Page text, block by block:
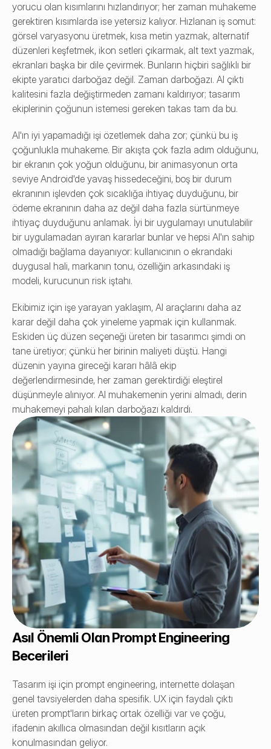
yorucu olan kısımlarını hızlandırıyor; her zaman muhakeme
gerektiren kısımlarda ise yetersiz kalıyor. Hızlanan iş somut:
görsel varyasyonu üretmek, kısa metin yazmak, alternatif
düzenleri keşfetmek, ikon setleri çıkarmak, alt text yazmak,
ekranları başka bir dile çevirmek. Bunların hiçbiri sağlıklı bir
ekipte yaratıcı darboğaz değil. Zaman darboğazı. AI çıktı
kalitesini fazla değiştirmeden zamanı kaldırıyor; tasarım
ekiplerinin çoğunun istemesi gereken takas tam da bu.
AI'ın iyi yapamadığı işi özetlemek daha zor; çünkü bu iş
çoğunlukla muhakeme. Bir akışta çok fazla adım olduğunu,
bir ekranın çok yoğun olduğunu, bir animasyonun orta
seviye Android'de yavaş hissedeceğini, boş bir durum
ekranının işlevden çok sıcaklığa ihtiyaç duyduğunu, bir
ödeme ekranının daha az değil daha fazla sürtünmeye
ihtiyaç duyduğunu anlamak. İyi bir uygulamayı unutulabilir
bir uygulamadan ayıran kararlar bunlar ve hepsi AI'ın sahip
olmadığı bağlama dayanıyor: kullanıcının o ekrandaki
duygusal hali, markanın tonu, özelliğin arkasındaki iş
modeli, kurucunun risk iştahı.
Ekibimiz için işe yarayan yaklaşım, AI araçlarını daha az
karar değil daha çok yineleme yapmak için kullanmak.
Eskiden üç düzen seçeneği üreten bir tasarımcı şimdi on
tane üretiyor; çünkü her birinin maliyeti düştü. Hangi
düzenin yayına gireceği kararı hâlâ ekip
değerlendirmesinde, her zaman gerektirdiği eleştirel
düşünmeyle alınıyor. AI muhakemenin yerini almadı, derin
muhakemeyi pahalı kılan darboğazı kaldırdı.
Asıl Önemli Olan Prompt Engineering
Becerileri
Tasarım işi için prompt engineering, internette dolaşan
genel tavsiyelerden daha spesifik. UX için faydalı çıktı
üreten prompt'ların birkaç ortak özelliği var ve çoğu,
ifadenin akıllıca olmasından değil kısıtların açık
konulmasından geliyor.